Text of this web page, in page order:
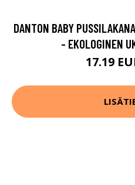
DANTON BABY
- EKOLOGINEN
17.19